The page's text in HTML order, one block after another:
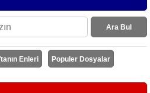
Ara Bul
Enleri Populer Dosyalar